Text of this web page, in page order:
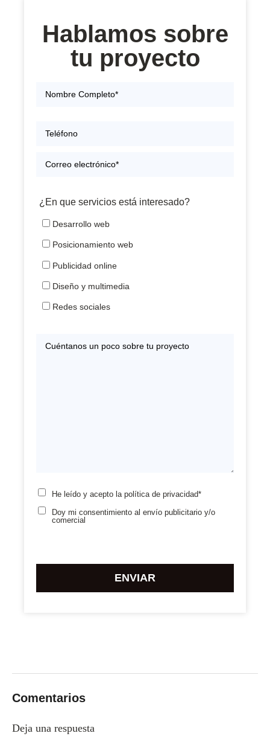
Hablamos sobre
tu proyecto
¿En que servicios está interesado?
Desarrollo web
Posicionamiento web
Publicidad online
Diseño y multimedia
Redes sociales
He leído y acepto la política de privacidad*
Doy mi consentimiento al envío publicitario y/o
comercial
Comentarios
Deja una respuesta